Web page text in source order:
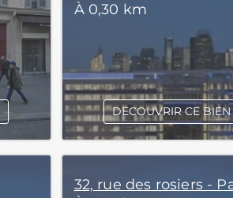
À 0,30 km
DÉCOUVRIR CE BIEN
32, rue des rosiers -